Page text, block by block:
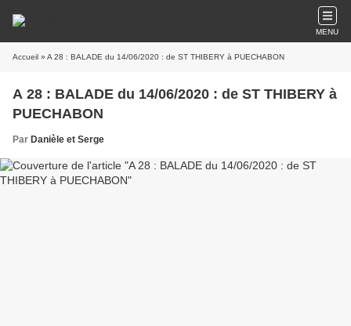
MENU
Accueil » A 28 : BALADE du 14/06/2020 : de ST THIBERY à PUECHABON
A 28 : BALADE du 14/06/2020 : de ST THIBERY à
PUECHABON
Par Danièle et Serge